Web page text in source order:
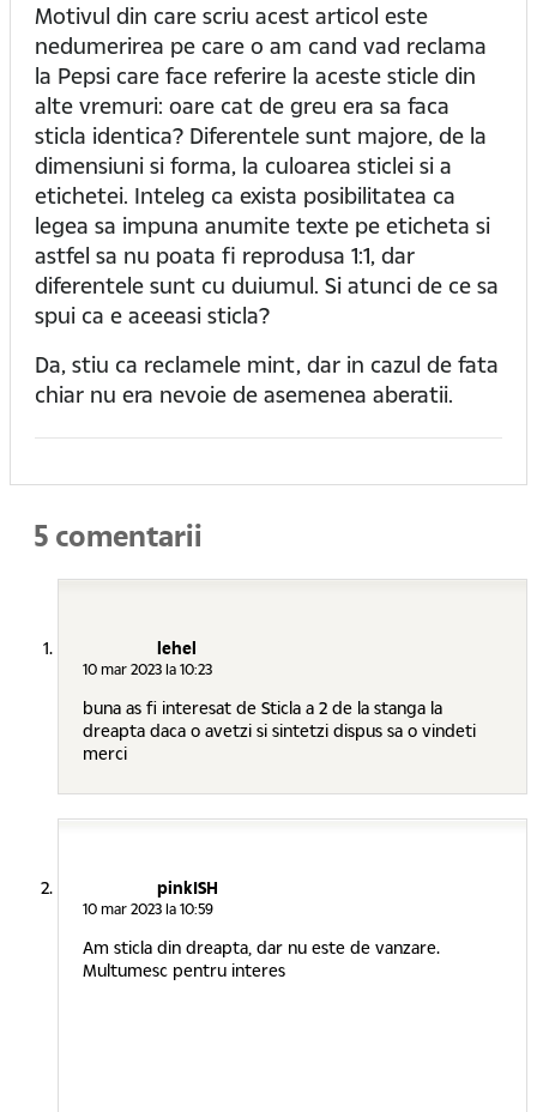
Motivul din care scriu acest articol este
nedumerirea pe care o am cand vad reclama
la Pepsi care face referire la aceste sticle din
alte vremuri: oare cat de greu era sa faca
sticla identica? Diferentele sunt majore, de la
dimensiuni si forma, la culoarea sticlei si a
etichetei. Inteleg ca exista posibilitatea ca
legea sa impuna anumite texte pe eticheta si
astfel sa nu poata fi reprodusa 1:1, dar
diferentele sunt cu duiumul. Si atunci de ce sa
spui ca e aceeasi sticla?
Da, stiu ca reclamele mint, dar in cazul de fata
chiar nu era nevoie de asemenea aberatii.
5 comentarii
lehel
10 mar 2023 la 10:23
buna as fi interesat de Sticla a 2 de la stanga la
dreapta daca o avetzi si sintetzi dispus sa o vindeti
merci
pinkISH
10 mar 2023 la 10:59
Am sticla din dreapta, dar nu este de vanzare.
Multumesc pentru interes